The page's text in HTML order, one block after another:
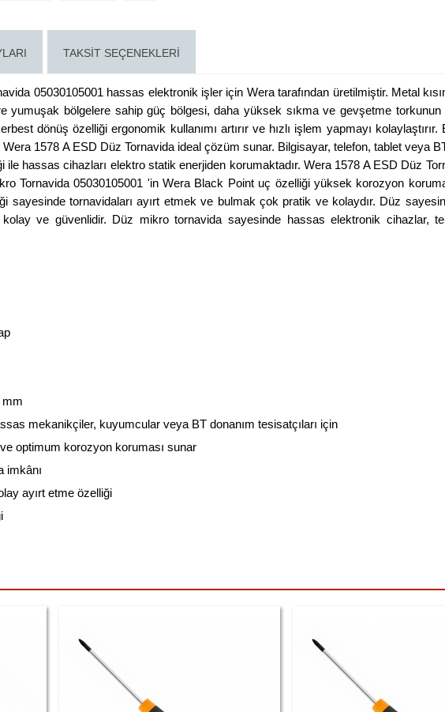
TAKSIT SEÇENEKLERI
05030105001 hassas elektronik işler için Wera tarafından üretilmiştir. Metal
yumuşak bölgelere sahip güç bölgesi, daha yüksek sıkma ve gevşetme
dönüş özelliği ergonomik kullanımı artırır ve hızlı işlem yapmayı
Wera 1578 A ESD Düz Tornavida ideal çözüm sunar. Bilgisayar, telefon, tablet veya
ile hassas cihazları elektro statik enerjiden korumaktadır. Wera 1578 A ESD Düz
Tornavida 05030105001 'in Wera Black Point uç özelliği yüksek korozyon
sayesinde tornavidaları ayırt etmek ve bulmak çok pratik ve kolaydır. Düz
ve güvenlidir. Düz mikro tornavida sayesinde hassas elektronik cihazlar,
mm
mekanikçiler, kuyumcular veya BT donanım tesisatçıları için
optimum korozyon koruması sunar
imkânı
ayırt etme özelliği